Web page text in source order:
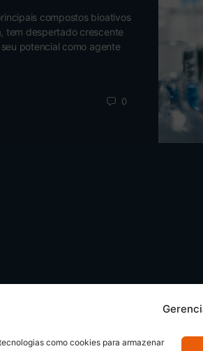
como cookies para armazenar
compostos bioativos
tem despertado crescente
potencial como agente
0